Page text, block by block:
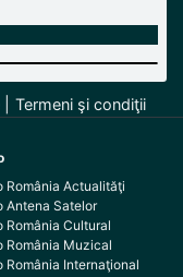
Termeni şi condiţii
România Actualităţi
Antena Satelor
România Cultural
România Muzical
România Internaţional